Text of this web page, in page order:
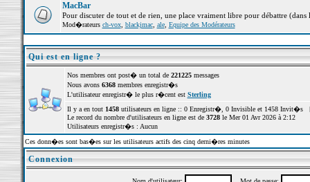
MacBar
Pour discuter de tout et de rien, une place vraiment libre pour débattre (dans
Mod�rateurs ch-vox, blackjmac, ale, Equipe des Modérateurs
Qui est en ligne ?
Nos membres ont post� un total de 221225messages
Nous avons 6368membres enregistr�s
L'utilisateur enregistr� le plus r�cent est Sterling
Il y a en tout 1458utilisateurs en ligne :: 0 Enregistr�, 0 Invisible et 1458 Invit�s
Le record du nombre d'utilisateurs en ligne est de 3728le Mer 01 Avr 2026 à 2:12
Utilisateurs enregistr�s : Aucun
Ces donn�es sont bas�es sur les utilisateurs actifs des cinq derni�res minutes
Connexion